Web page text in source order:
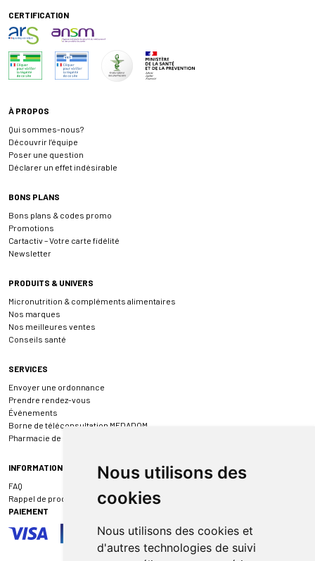
Nous utilisons des
cookies
Nous utilisons des cookies et
d'autres technologies de suivi
CERTIFICATION
À PROPOS
Qui sommes-nous?
Découvrir l’équipe
Poser une question
Déclarer un effet indésirable
BONS PLANS
Bons plans & codes promo
Promotions
Cartactiv – Votre carte fidélité
Newsletter
PRODUITS & UNIVERS
Micronutrition & compléments alimentaires
Nos marques
Nos meilleures ventes
Conseils santé
SERVICES
Envoyer une ordonnance
Prendre rendez-vous
Événements
Borne de téléconsultation MEDADOM
Pharmacie de garde
INFORMATIONS
FAQ
Rappel de produit
PAIEMENT